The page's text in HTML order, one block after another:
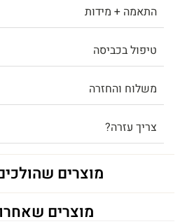
התאמה + מידות
טיפול בכביסה
משלוח והחזרה
צריך עזרה?
מוצרים
מוצרים